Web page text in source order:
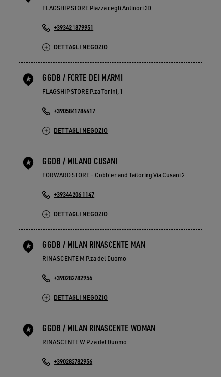
FLAGSHIP STORE Piazza degli Antinori 3D
+39342 1879951
DETTAGLI NEGOZIO
GGDB / FORTE DEI MARMI
FLAGSHIP STORE P.za Tonini, 1
+3905841784417
DETTAGLI NEGOZIO
GGDB / MILANO CUSANI
FORWARD STORE - Cobbler and Tailoring Via Cusani 2
+39344 206 1147
DETTAGLI NEGOZIO
GGDB / MILAN RINASCENTE MAN
RINASCENTE M P.za del Duomo
+390282782956
DETTAGLI NEGOZIO
GGDB / MILAN RINASCENTE WOMAN
RINASCENTE W P.za del Duomo
+390282782956